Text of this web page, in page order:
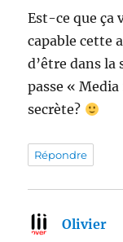
Est-ce que ça
capable cette
d’être dans la
passe « Media
secrète?
Répondre
Olivier